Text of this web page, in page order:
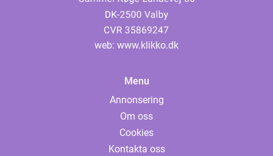
web: www.klikko.dk
Menu
Annonsering
Om oss
Cookies
Kontakta oss